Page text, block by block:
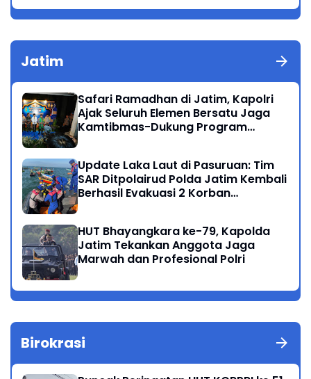
Jatim
Safari Ramadhan di Jatim, Kapolri
Ajak Seluruh Elemen Bersatu Jaga
Kamtibmas-Dukung Program
Update Laka Laut di Pasuruan: Tim
SAR Ditpolairud Polda Jatim Kembali
Berhasil Evakuasi 2 Korban
HUT Bhayangkara ke-79, Kapolda
Jatim Tekankan Anggota Jaga
Marwah dan Profesional Polri
Birokrasi